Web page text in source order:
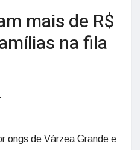
mais de R$
na fila
ongs de Várzea Grande e